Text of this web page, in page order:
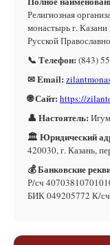
Религиозная
монастырь г.
Русской
📞 Телефон: (843)
✉ Email:
🌐 Сайт: https://
👤 Настоятель:
🏛 Юридический
420030, г. Казань,
💰 Банковские
Р/сч
БИК 049205772 К/